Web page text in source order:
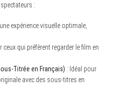
:
expérience visuelle optimale,
ceux qui préfèrent regarder le film en
Titrée en Français) : Idéal pour
avec des sous-titres en